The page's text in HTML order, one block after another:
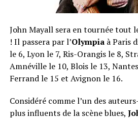
John Mayall sera en tournée tout
! Il passera par l’Olympiaà Paris
le 6, Lyon le 7, Ris-Orangis le 8,
Amnéville le 10, Blois le 13,
Ferrand le 15 et Avignon le 16.
Considéré comme l’un des
plus influents de la scène blues,